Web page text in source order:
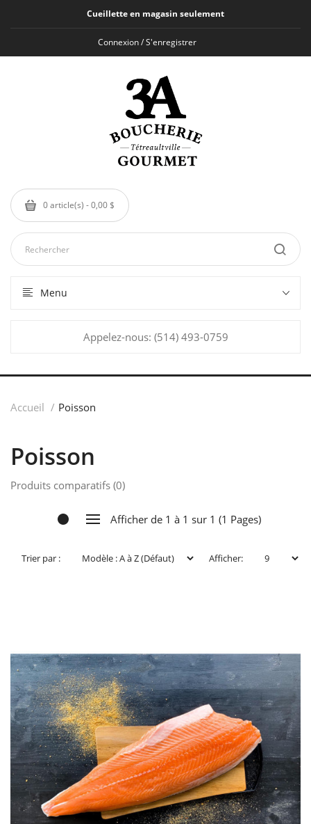
Cueillette en magasin seulement
Connexion / S'enregistrer
0 article(s) - 0,00 $
Menu
Appelez-nous: (514) 493-0759
Accueil Poisson
Poisson
Produits comparatifs (0)
Afficher de 1 à 1 sur 1 (1 Pages)
Trier par : Afficher: